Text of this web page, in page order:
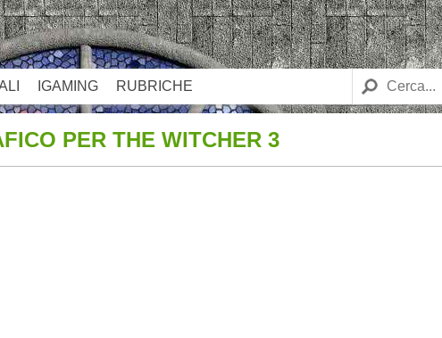
IGAMING RUBRICHE
PER THE WITCHER 3